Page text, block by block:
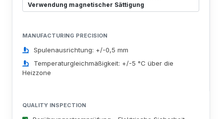
Verwendung magnetischer Sättigung
MANUFACTURING PRECISION
Spulenausrichtung: +/-0,5 mm
Temperaturgleichmäßigkeit: +/-5 °C über die
Heizzone
QUALITY INSPECTION